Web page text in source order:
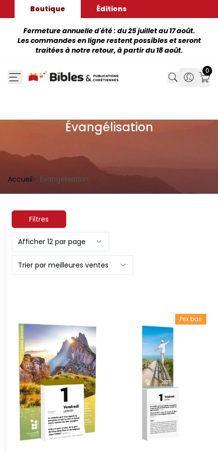
Boutique Éditions
Fermeture annuelle d'été : du 25 juillet au 17 août.
Les commandes en ligne restent possibles et seront
traitées à notre retour, à partir du 18 août.
Search
Search
0
Évangélisation
Accueil Évangélisation
Filtres
Afficher 12 par page
Trier par meilleures ventes
Prix bas